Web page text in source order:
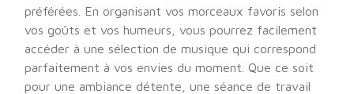
préférées. En organisant vos morceaux favoris selon
vos goûts et vos humeurs, vous pourrez facilement
accéder à une sélection de musique qui correspond
parfaitement à vos envies du moment. Que ce soit
pour une ambiance détente, une séance de travail